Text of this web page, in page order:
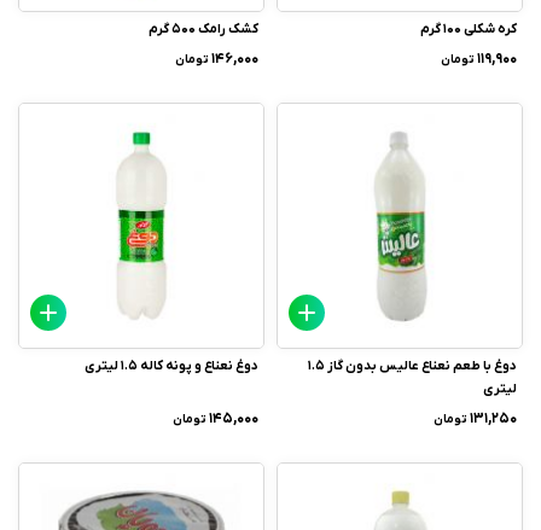
کره شکلی 100 گرم
۱۱۹,۹۰۰ تومان
کشک رامک 500 گرم
۱۴۶,۰۰۰ تومان
دوغ با طعم نعناع عالیس بدون گاز 1.5
لیتری
۱۳۱,۲۵۰ تومان
دوغ نعناع و پونه کاله 1.5 لیتری
۱۴۵,۰۰۰ تومان